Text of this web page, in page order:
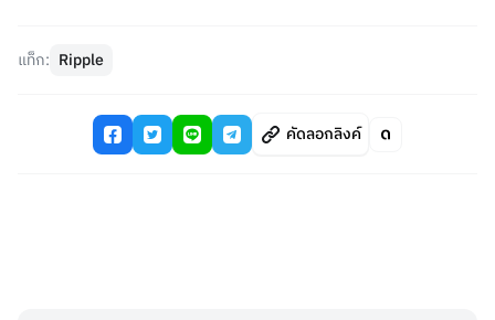
แท็ก: Ripple
คัดลอกลิงค์